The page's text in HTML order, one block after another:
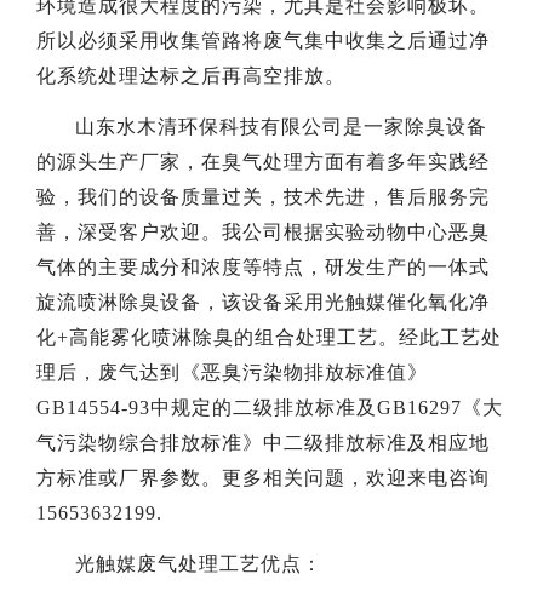
环境造成很大程度的污染，尤其是社会影响极坏。
所以必须采用收集管路将废气集中收集之后通过净
化系统处理达标之后再高空排放。
山东水木清环保科技有限公司是一家除臭设备
的源头生产厂家，在臭气处理方面有着多年实践经
验，我们的设备质量过关，技术先进，售后服务完
善，深受客户欢迎。我公司根据实验动物中心恶臭
气体的主要成分和浓度等特点，研发生产的一体式
旋流喷淋除臭设备，该设备采用光触媒催化氧化净
化+高能雾化喷淋除臭的组合处理工艺。经此工艺处
理后，废气达到《恶臭污染物排放标准值》
GB14554-93中规定的二级排放标准及GB16297《大
气污染物综合排放标准》中二级排放标准及相应地
方标准或厂界参数。更多相关问题，欢迎来电咨询
15653632199.
光触媒废气处理工艺优点：